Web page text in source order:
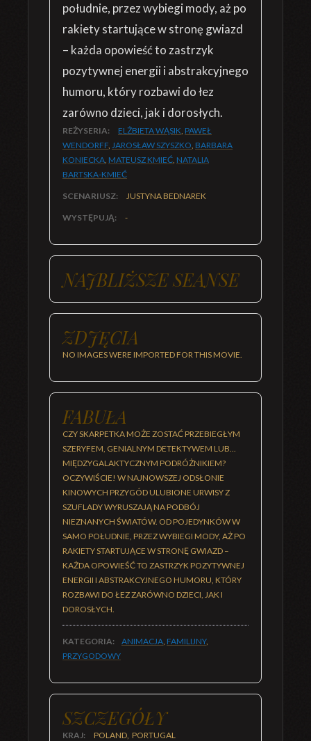
południe, przez wybiegi mody, aż po
rakiety startujące w stronę gwiazd
– każda opowieść to zastrzyk
pozytywnej energii i abstrakcyjnego
humoru, który rozbawi do łez
zarówno dzieci, jak i dorosłych.
REŻYSERIA: ELŻBIETA WĄSIK, PAWEŁ
WENDORFF, JAROSŁAW SZYSZKO, BARBARA
KONIECKA, MATEUSZ KMIEĆ, NATALIA
BARTSKA-KMIEĆ
SCENARIUSZ: JUSTYNA BEDNAREK
WYSTĘPUJĄ: -
NAJBLIŻSZE SEANSE
ZDJĘCIA
NO IMAGES WERE IMPORTED FOR THIS MOVIE.
FABUŁA
CZY SKARPETKA MOŻE ZOSTAĆ PRZEBIEGŁYM
SZERYFEM, GENIALNYM DETEKTYWEM LUB...
MIĘDZYGALAKTYCZNYM PODRÓŻNIKIEM?
OCZYWIŚCIE! W NAJNOWSZEJ ODSŁONIE
KINOWYCH PRZYGÓD ULUBIONE URWISY Z
SZUFLADY WYRUSZAJĄ NA PODBÓJ
NIEZNANYCH ŚWIATÓW. OD POJEDYNKÓW W
SAMO POŁUDNIE, PRZEZ WYBIEGI MODY, AŻ PO
RAKIETY STARTUJĄCE W STRONĘ GWIAZD –
KAŻDA OPOWIEŚĆ TO ZASTRZYK POZYTYWNEJ
ENERGII I ABSTRAKCYJNEGO HUMORU, KTÓRY
ROZBAWI DO ŁEZ ZARÓWNO DZIECI, JAK I
DOROSŁYCH.
KATEGORIA: ANIMACJA, FAMILIJNY,
PRZYGODOWY
SZCZEGÓŁY
KRAJ: POLAND, PORTUGAL